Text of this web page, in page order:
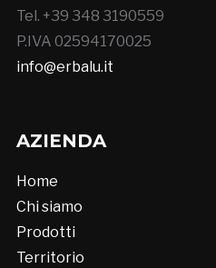
Tel. +39 348 3190559
P.IVA 02594170025
info@erbalu.it
AZIENDA
Home
Chi siamo
Prodotti
Territorio